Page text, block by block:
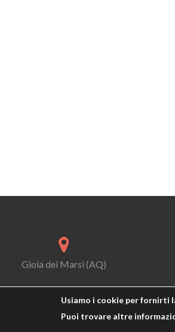
Gioia dei Marsi (AQ)
Usiamo i cookie per fornirti
Puoi trovare altre